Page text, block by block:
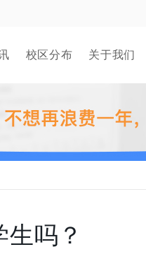
校区分布 关于我们
吗？